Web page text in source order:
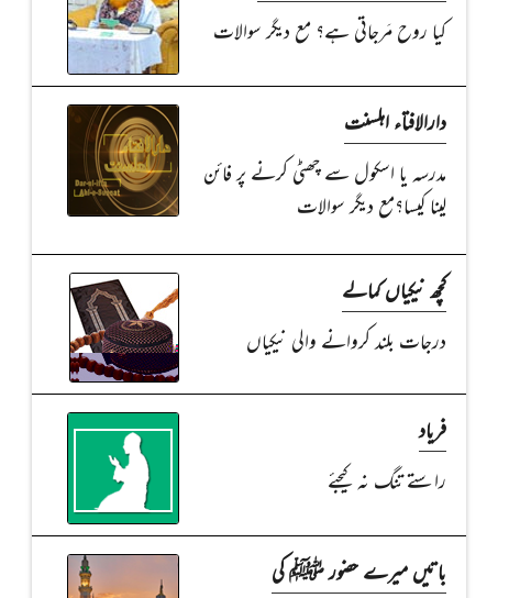
کیا روح مَرجاتی ہے؟ مع دیگر سوالات
دارالافتاء اہلسنت
مدرسہ یا اسکول سے چھٹی کرنے پر فائن
لینا کیسا؟مع دیگر سوالات
کچھ نیکیاں کمالے
درجات بلند کروانے والی نیکیاں
فریاد
راستے تنگ نہ کیجئے
باتیں میرے حضور ﷺ کی